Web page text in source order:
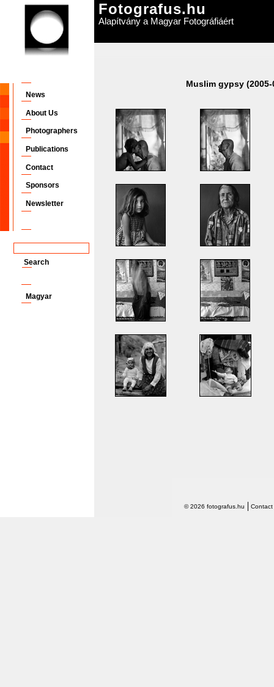
Fotografus.hu
Alapítvány a Magyar Fotográfiáért
News
About Us
Photographers
Publications
Contact
Sponsors
Newsletter
Magyar
Muslim gypsy
© 2026 fotografus.hu Contact